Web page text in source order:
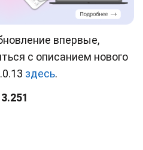
впервые,
с описанием нового
здесь.